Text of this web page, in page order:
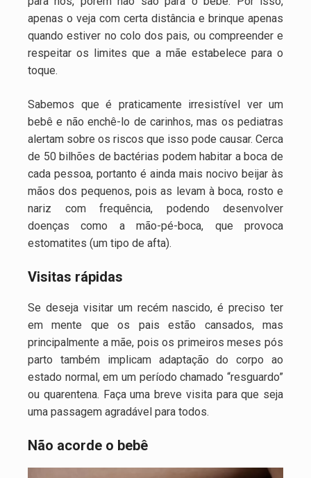
apenas o veja com certa distância e brinque apenas
quando estiver no colo dos pais, ou compreender e
respeitar os limites que a mãe estabelece para o
toque.
Sabemos que é praticamente irresistível ver um
bebê e não enchê-lo de carinhos, mas os pediatras
alertam sobre os riscos que isso pode causar. Cerca
de 50 bilhões de bactérias podem habitar a boca de
cada pessoa, portanto é ainda mais nocivo beijar às
mãos dos pequenos, pois as levam à boca, rosto e
nariz com frequência, podendo desenvolver
doenças como a mão-pé-boca, que provoca
estomatites (um tipo de afta).
Visitas rápidas
Se deseja visitar um recém nascido, é preciso ter
em mente que os pais estão cansados, mas
principalmente a mãe, pois os primeiros meses pós
parto também implicam adaptação do corpo ao
estado normal, em um período chamado “resguardo”
ou quarentena. Faça uma breve visita para que seja
uma passagem agradável para todos.
Não acorde o bebê